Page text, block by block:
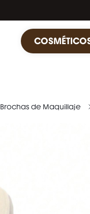
Brochas de Maquillaje